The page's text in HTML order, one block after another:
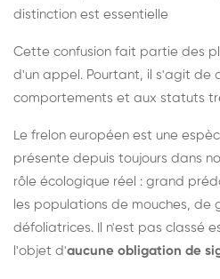
distinction est essentielle
Cette confusion fait partie des
d'un appel. Pourtant, il s'agit de
comportements et aux statuts
Le frelon européen est une
présente depuis toujours dans
rôle écologique réel : grand
les populations de mouches, de
défoliatrices. Il n'est pas classé
l'objet d'aucune obligation de